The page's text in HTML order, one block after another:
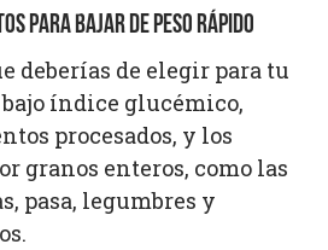
PARA BAJAR DE PESO RÁPIDO
deberías de elegir para tu
índice glucémico,
procesados, y los
granos enteros, como las
pasa, legumbres y